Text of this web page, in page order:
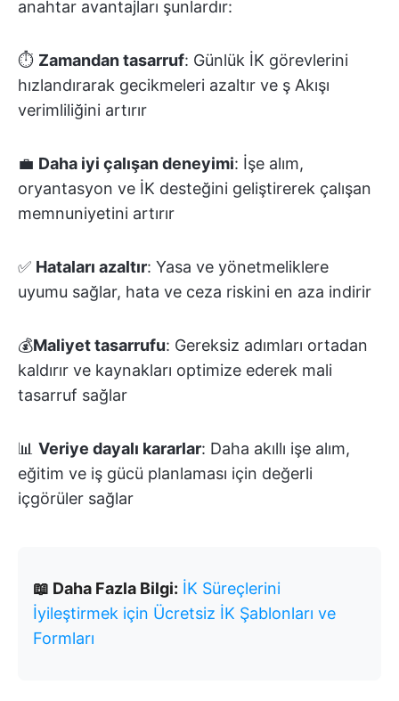
anahtar avantajları şunlardır:
⏱️ Zamandan tasarruf: Günlük İK görevlerini
hızlandırarak gecikmeleri azaltır ve ş Akışı
verimliliğini artırır
💼 Daha iyi çalışan deneyimi: İşe alım,
oryantasyon ve İK desteğini geliştirerek çalışan
memnuniyetini artırır
✅ Hataları azaltır: Yasa ve yönetmeliklere
uyumu sağlar, hata ve ceza riskini en aza indirir
💰Maliyet tasarrufu: Gereksiz adımları ortadan
kaldırır ve kaynakları optimize ederek mali
tasarruf sağlar
📊 Veriye dayalı kararlar: Daha akıllı işe alım,
eğitim ve iş gücü planlaması için değerli
içgörüler sağlar
📖 Daha Fazla Bilgi: İK Süreçlerini
İyileştirmek için Ücretsiz İK Şablonları ve
Formları